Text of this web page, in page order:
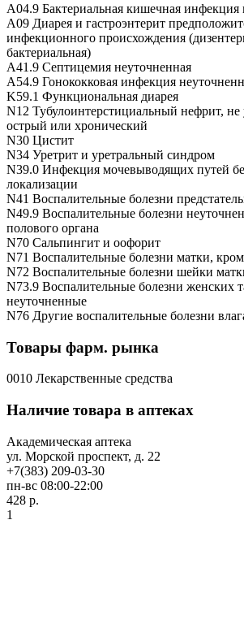
A04.9 Бактериальная кишечная инфекция
A09 Диарея и гастроэнтерит
инфекционного происхождения
бактериальная)
A41.9 Септицемия неуточненная
A54.9 Гонококковая инфекция
K59.1 Функциональная диарея
N12 Тубулоинтерстициальный нефрит,
острый или хронический
N30 Цистит
N34 Уретрит и уретральный синдром
N39.0 Инфекция мочевыводящих путей
локализации
N41 Воспалительные болезни
N49.9 Воспалительные болезни
полового органа
N70 Сальпингит и оофорит
N71 Воспалительные болезни матки,
N72 Воспалительные болезни шейки
N73.9 Воспалительные болезни женских
неуточненные
N76 Другие воспалительные болезни
Товары фарм. рынка
0010 Лекарственные средства
Наличие товара в аптеках
Академическая аптека
ул. Морской проспект, д. 22
+7(383) 209-03-30
пн-вс 08:00-22:00
428 р.
1